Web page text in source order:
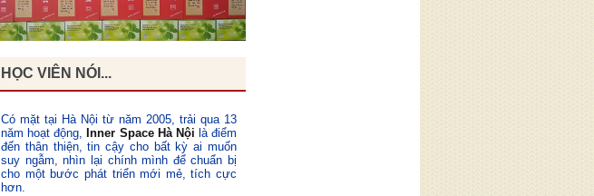
HỌC VIÊN NÓI...
Có mặt tại Hà Nội từ năm 2005, trải qua 13
năm hoạt động, Inner Space Hà Nội là điểm
đến thân thiện, tin cậy cho bất kỳ ai muốn
suy ngẫm, nhìn lại chính mình để chuẩn bị
cho một bước phát triển mới mẻ, tích cực
hơn.